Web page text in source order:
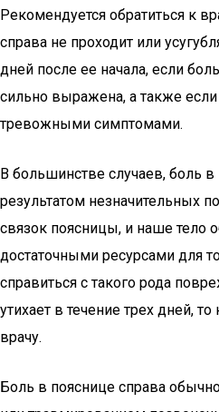
Рекомендуется обратиться к
справа не проходит или
дней после ее начала, если
сильно выражена, а также
тревожными симптомами.
В большинстве случаев, боль в
результатом
связок поясницы, и наше тело
достаточными ресурсами для
справиться с такого рода
утихает в течение трех дней,
врачу.
Боль в пояснице справа